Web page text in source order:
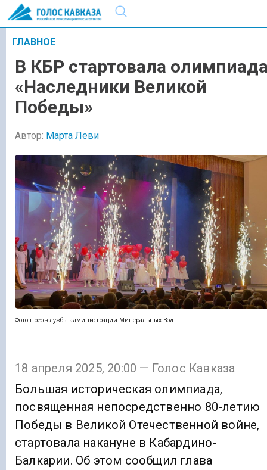
ГЛАВНОЕ
В КБР стартовала
«Наследники Великой
Победы»
Автор: Марта Леви
Фото пресс-службы администрации Минеральных Вод
18 апреля 2025, 20:00 — Голос Кавказа
Большая историческая олимпиада,
посвященная непосредственно 80-летию
Победы в Великой Отечественной войне,
стартовала накануне в Кабардино-
Балкарии. Об этом сообщил глава